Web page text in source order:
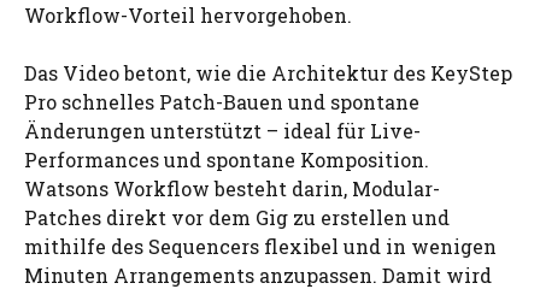
Workflow-Vorteil hervorgehoben.
Das Video betont, wie die Architektur des KeyStep
Pro schnelles Patch-Bauen und spontane
Änderungen unterstützt – ideal für Live-
Performances und spontane Komposition.
Watsons Workflow besteht darin, Modular-
Patches direkt vor dem Gig zu erstellen und
mithilfe des Sequencers flexibel und in wenigen
Minuten Arrangements anzupassen. Damit wird